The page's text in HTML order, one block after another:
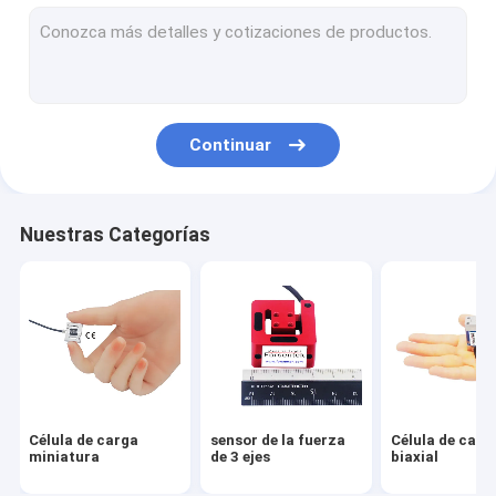
Célula de carga monopunto
A través de la célula de carga del agujero
Arduino de la célula de carga
indicador de la célula de carga
Amplificador de la célula de carga
Continuar
Nuestras Categorías
Célula de carga
miniatura
sensor de la fuerza
de 3 ejes
Célula de
biaxial